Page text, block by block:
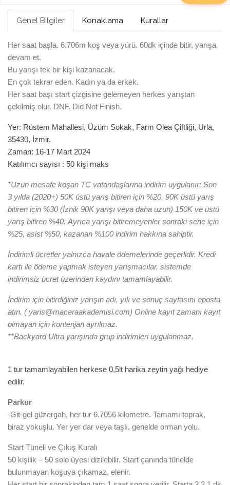
Genel Bilgiler Konaklama Kurallar
Her saat başla. 6.706m koş veya yürü. 60dk içinde bitir, yarışa
devam et.
Bu yarışı tek bir kişi kazanacak.
En çok tekrar eden. Kadın ya da erkek.
Her saat başı start çizgisine gelemeyen herkes yarıştan
çekilmiş olur. DNF. Did Not Finish.
Yer: Rüstem Mahallesi, Üzüm Sokak, Farm Olea Çiftliği, Urla,
35430, İzmir.
Zaman: 16-17 Mart 2024
Katılımcı sayısı : 50 kişi maks
*Uzun mesafe koşan TC vatandaşlarına indirim uygulanır: Son
3 yılda (2020+) 50K üstü yarış bitiren için %20, 90K üstü yarış
bitiren için %30 (İznik 90K yarışı veya daha uzun) 150K ve üstü
yarış bitiren %40. Ayrıca yarışı bitiremeyenler sonraki sene için
%25, asist %50, kazanan %100 indirim hakkına sahiptir.
İndirimli ücretler yalnızca havale ödemelerinde geçerlidir. Kredi
kartı ile ödeme yapmak isteyen yarışmacılar, sistemde
indirimsiz ücret üzerinden kaydını tamamlayabilir.
İndirim için bitirdiğiniz yarışın adı, yılı ve sonuç sayfasını eposta
atın. ( yaris@maceraakademisi.com) Online kayıt zamanı kayıt
olmayan için kontenjan ayrılmaz.
**Backyard Ultra yarışında grup indirimleri uygulanmaz.
1 tur tamamlayabilen herkese 0,5lt harika zeytin yağı hediye
edilir.
Parkur
-Git-gel güzergah, her tur 6.7056 kilometre. Tamamı toprak,
biraz yokuşlu. Yer yer dar veya taşlı, genelde orman yolu.
Start Tüneli ve Çıkış Kuralı
50 kişilik – 50 solo üyesi dizilebilir. Start çanında tünelde
bulunmayan koşuya çıkamaz, elenir.